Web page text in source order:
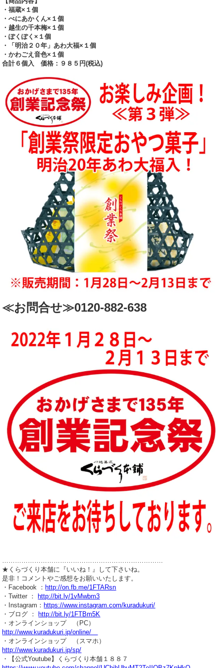
・福蔵×１個
・べにあかくん×１個
・越生の千本梅×１個
・ぽくぽく×１個
・「明治２０年」あわ大福×１個
・かわごえ音色×１個
合計６個入 価格：９８５円(税込)
≪お問合せ≫0120-882-638
…………………………………………………………………
★くらづくり本舗に『いいね！』して下さいね。
是非！コメントやご感想をお願いいたします。
・Facebook ： http://on.fb.me/1FTARsn
・Twitter ：
http://bit.ly/1vMwbm3
・Instagram： https://www.instagram.com/kuradukuri/
・ブログ ：
http://bit.ly/1FTBm5K
・オンラインショップ （PC）
http://www.kuradukuri.jp/online/
・オンラインショップ （スマホ）
http://www.kuradukuri.jp/sp/
・【公式Youtube】くらづくり本舗１８８７